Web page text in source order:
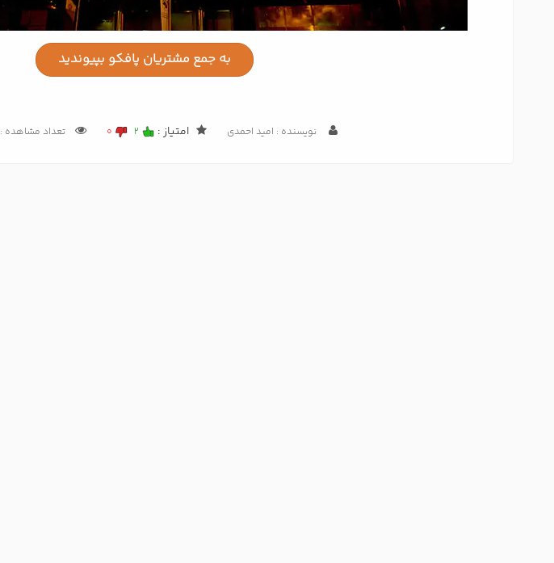
به جمع مشتریان پافکو بپیوندید
نویسنده : امید احمدی امتیاز : 2
0 تعداد مشاهده : 1367 بار